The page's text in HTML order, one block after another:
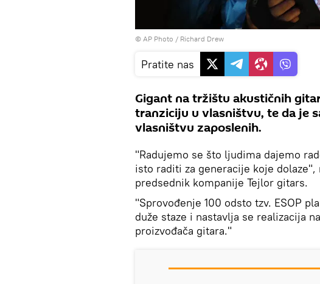
© AP Photo / Richard Drew
Pratite nas
Gigant na tržištu akustičnih
tranziciju u vlasništvu, te da je
vlasništvu zaposlenih.
"Radujemo se što ljudima dajemo
isto raditi za generacije koje dolaze",
predsednik kompanije Tejlor gitars.
"Sprovođenje 100 odsto tzv. ESOP
duže staze i nastavlja se realizacija
proizvođača gitara."